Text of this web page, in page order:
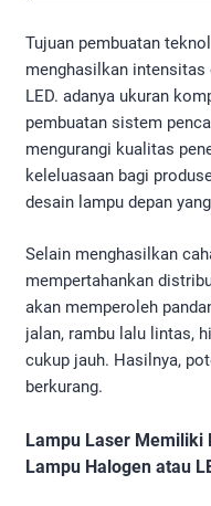
Tujuan pembuatan
menghasilkan intensitas
LED. adanya ukuran
pembuatan sistem
mengurangi kualitas
keleluasaan bagi
desain lampu depan
Selain menghasilkan
mempertahankan
akan memperoleh
jalan, rambu lalu lintas,
cukup jauh. Hasilnya,
berkurang.
Lampu Laser Memiliki
Lampu Halogen atau